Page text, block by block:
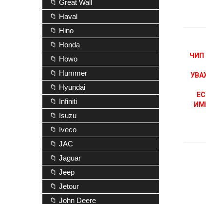
ЧИП
📁 Great Wall
📁 Haval
📁 Hino
📁 Honda
📁 Howo
📁 Hummer
📁 Hyundai
📁 Infiniti
📁 Isuzu
📁 Iveco
📁 JAC
📁 Jaguar
📁 Jeep
📁 Jetour
📁 John Deere